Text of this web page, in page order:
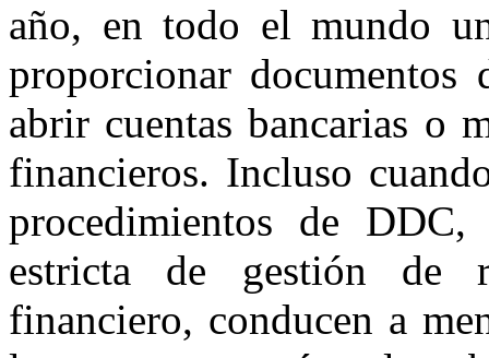
año, en todo el mundo
proporcionar documentos
abrir cuentas bancarias o
financieros. Incluso
procedimientos de
estricta de gestión de
financiero, conducen a